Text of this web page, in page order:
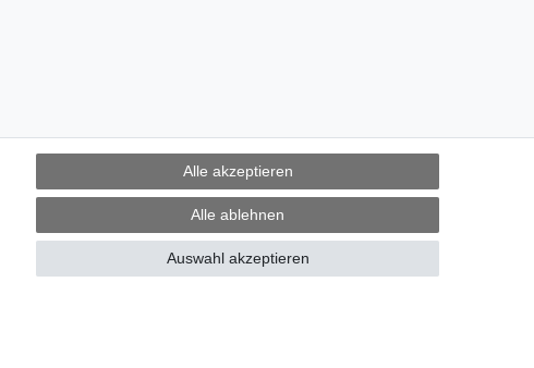
Alle akzeptieren
Alle ablehnen
Auswahl akzeptieren